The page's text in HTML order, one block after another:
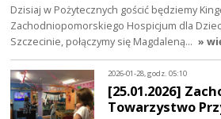
Dzisiaj w Pożytecznych gościć będziemy
Zachodniopomorskiego Hospicjum dla
Szczecinie, połączymy się Magdaleną… »
2026-01-28, godz. 05:10
[25.01.2026]
Towarzystwo